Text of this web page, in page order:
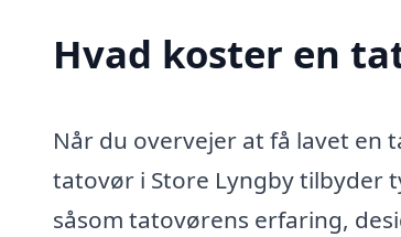
Hvad koster en
Når du overvejer at få lavet en
tatovør i Store Lyngby tilbyder
såsom tatovørens erfaring,